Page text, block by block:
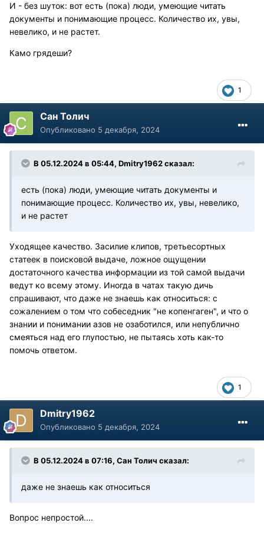
И - без шуток: вот есть (пока) люди, умеющие читать
документы и понимающие процесс. Количество их, увы,
невелико, и не растет.
Камо грядеши?
1
Сан Толич
Опубликовано 5 декабря, 2024
В 05.12.2024 в 05:44, Dmitry1962сказал:
есть (пока) люди, умеющие читать документы и
понимающие процесс. Количество их, увы, невелико,
и не растет
Уходящее качество. Засилие клипов, третьесортных
статеек в поисковой выдаче, ложное ощущении
достаточного качества информации из той самой выдачи
ведут ко всему этому. Иногда в чатах такую дичь
спрашивают, что даже не знаешь как относиться: с
сожалением о том что собеседник "не копенгаген", и что о
знании и понимании азов не озаботился, или непублично
смеяться над его глупостью, не пытаясь хоть как-то
помочь ответом.
1
Dmitry1962
Опубликовано 5 декабря, 2024
В 05.12.2024 в 07:16, Сан Толич сказал:
даже не знаешь как относиться
Вопрос непростой....